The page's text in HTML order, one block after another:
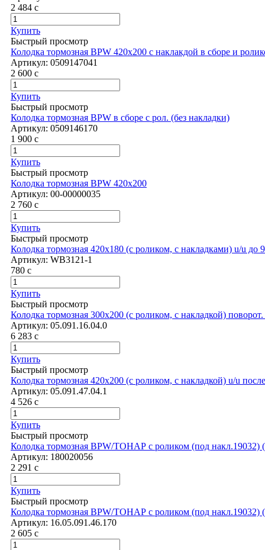
2 484 c
Купить
Быстрый просмотр
Колодка тормозная BPW 420х200 с наклакдой в сборе и
Артикул: 0509147041
2 600 c
Купить
Быстрый просмотр
Колодка тормозная BPW в сборе с рол. (без накладки)
Артикул: 0509146170
1 900 c
Купить
Быстрый просмотр
Колодка тормозная BPW 420х200
Артикул: 00-00000035
2 760 c
Купить
Быстрый просмотр
Колодка тормозная 420х180 (с роликом, с накладками) u/u до
Артикул: WB3121-1
780 c
Купить
Быстрый просмотр
Колодка тормозная 300х200 (с роликом, с накладкой)
Артикул: 05.091.16.04.0
6 283 c
Купить
Быстрый просмотр
Колодка тормозная 420х200 (с роликом, с накладкой) u/u
Артикул: 05.091.47.04.1
4 526 c
Купить
Быстрый просмотр
Колодка тормозная BPW/ТОНАР с роликом (под накл.19032)
Артикул: 180020056
2 291 c
Купить
Быстрый просмотр
Колодка тормозная BPW/ТОНАР с роликом (под
Артикул: 16.05.091.46.170
2 605 c